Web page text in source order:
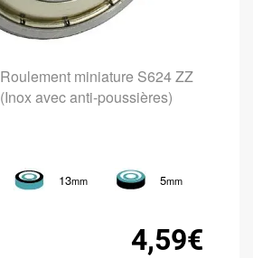
Roulement miniature S624 ZZ
(Inox avec anti-poussières)
13mm 5mm
4,59€